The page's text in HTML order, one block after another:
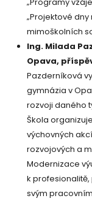
„Projektové dny
mimoškolních
Ing. Milada
Opava,
Pazderníková
gymnázia v
rozvoji daného
Škola
výchovných
rozvojových a
Modernizace
k profesionalitě,
svým